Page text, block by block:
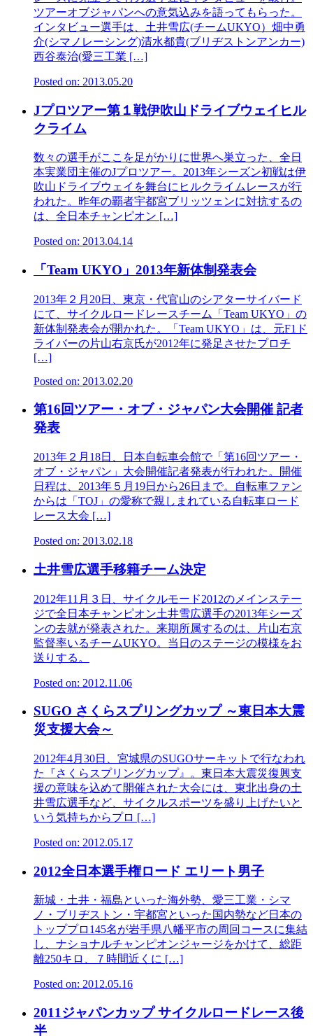
ツアーオブジャパンへの意気込みを語ってもらった。
インタビュー選手は、土井雪広(チームUKYO）畑中勇
介(シマノレーシング)清水都貴(ブリヂストンアンカー)
西谷泰治(愛三工業 […]
Posted on: 2013.05.20
Jプロツアー第１戦伊吹山ドライブウェイヒル
クライム
数々の選手がここを足がかりに世界へ巣立った、全日
本実業団主催のJプロツアー。2013年シーズン初戦は伊
吹山ドライブウェイを舞台にヒルクライムレースが行
われた。昨年の覇者宇都宮ブリッツェンに対抗するの
は、全日本チャンピオン […]
Posted on: 2013.04.14
「Team UKYO」2013年新体制発表会
2013年２月20日、東京・代官山のシアターサイバード
にて、サイクルロードレースチー­ム「Team UKYO」の
新体制発表会が開かれた。「Team UKYO」は、元F1ド
ライバーの片山右京氏が2012年に発足させたプロチ
[…]
Posted on: 2013.02.20
第16回ツアー・オブ・ジャパン大会開催 記者
発表
2013年２月18日、日本自転車会館で「第16回ツアー・
オブ・ジャパン」大会開催記者発表が行われた。開催
日程は、2013年５月19日から26日まで。自転車ファン
からは「TOJ」の愛称で親しまれている自転車ロード
レース大会 […]
Posted on: 2013.02.18
土井雪広選手移籍チーム決定
2012年11月３日、サイクルモード2012のメインステー
ジで全日本チャンピオン土井雪広選手の2013年シーズ
ンの去就が発表された。来期所属するのは、片山右京
監督率いるチームUKYO。当日のステージの模様をお
送りする。
Posted on: 2012.11.06
SUGO さくらスプリングカップ ～東日本大震
災支援大会～
2012年4月30日、宮城県のSUGOサーキットで行なわれ
た『さくらスプリングカップ』。東日本大震災復興支
援の意味を込めて開催された大会には、東北出身の土
井雪広選手など、サイクルスポーツを盛り上げたいと
いう気持ちからプロ […]
Posted on: 2012.05.17
2012全日本選手権ロード エリート男子
新城・土井・福島といった海外勢、愛三工業・シマ
ノ・ブリヂストン・宇都宮といった国内勢など日本の
トッププロ145名が岩手県八幡平市の周回コースに集結
し、ナショナルチャンピオンジャージをかけて、総距
離250キロ、７時間近くに […]
Posted on: 2012.05.16
2011ジャパンカップ サイクルロードレース後
半